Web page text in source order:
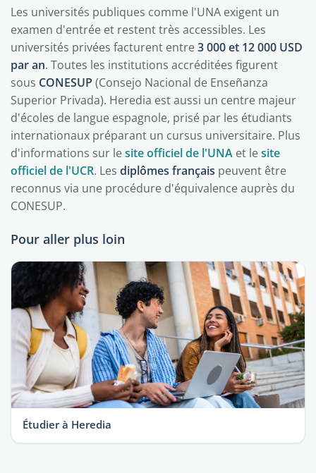
Les universités publiques comme l'UNA exigent un
examen d'entrée et restent très accessibles. Les
universités privées facturent entre3 000 et 12 000 USD
par an. Toutes les institutions accréditées figurent
sous CONESUP (Consejo Nacional de Enseñanza
Superior Privada). Heredia est aussi un centre majeur
d'écoles de langue espagnole, prisé par les étudiants
internationaux préparant un cursus universitaire. Plus
d'informations sur lesite officiel de l'UNA et lesite
officiel de l'UCR. Les diplômes français peuvent être
reconnus via une procédure d'équivalence auprès du
CONESUP.
Pour aller plus loin
Étudier à Heredia